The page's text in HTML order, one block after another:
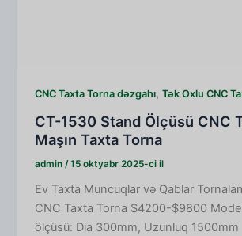
CNC Taxta Torna dəzgahı,Tək Oxlu CNC
CT-1530 Stand Ölçüsü CNC
Maşın Taxta Torna
admin /15 oktyabr 2025-ci il
Ev Taxta Muncuqlar və Qablar
CNC Taxta Torna $4200-$9800
ölçüsü: Dia 300mm, Uzunluq 1500mm